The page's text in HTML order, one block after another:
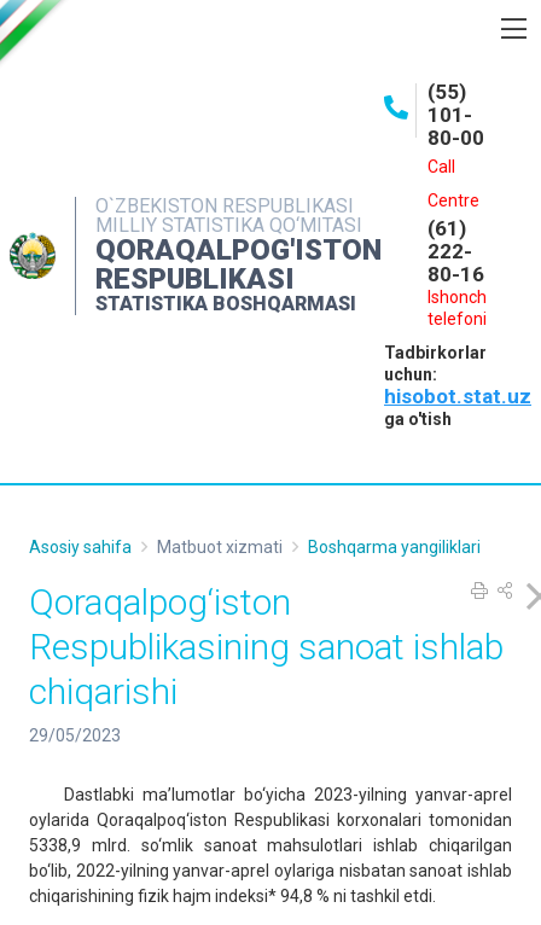
O`ZBEKISTON RESPUBLIKASI
MILLIY STATISTIKA QO‘MITASI
QORAQALPOG'ISTON
RESPUBLIKASI
STATISTIKA BOSHQARMASI
(55)
101-
80-00
Call
Centre
(61)
222-
80-16
Ishonch
telefoni
Tadbirkorlar
uchun:
hisobot.stat.uz
ga o'tish
INTERAKTIV XIZMATLAR
MATBUOT XIZMATI
MUROJAATLAR
Asosiy sahifa Matbuot xizmati Boshqarma yangiliklari
Qoraqalpog‘iston
Respublikasining sanoat ishlab
chiqarishi
29/05/2023
Dastlabki ma’lumotlar bo‘yicha 2023-yilning yanvar-aprel
oylarida Qoraqalpoq‘iston Respublikasi korxonalari tomonidan
5338,9 mlrd. so‘mlik sanoat mahsulotlari ishlab chiqarilgan
bo‘lib, 2022-yilning yanvar-aprel oylariga nisbatan sanoat ishlab
chiqarishining fizik hajm indeksi* 94,8 % ni tashkil etdi.